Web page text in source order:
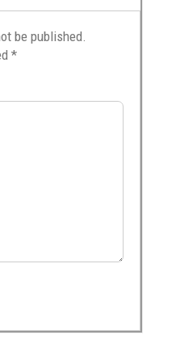
be published.
*